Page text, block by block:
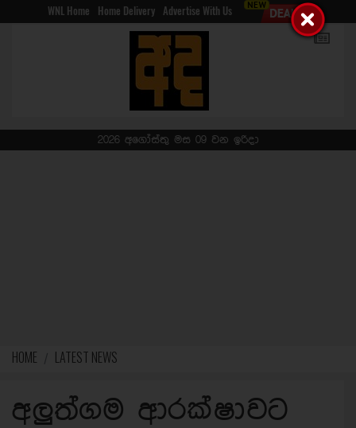
WNL Home Home Delivery Advertise With Us
2026 අගෝස්තු මස 09 වන ඉරිදා
HOME LATEST NEWS
අලුත්ගම ආරක්ෂාවට